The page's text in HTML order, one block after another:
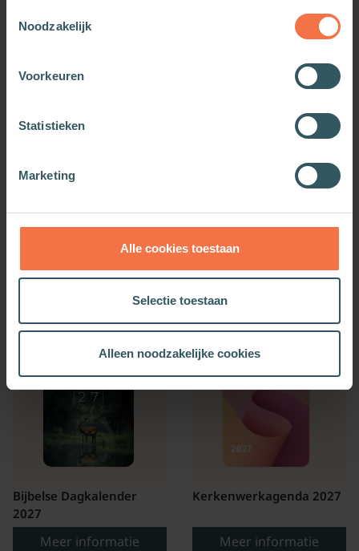
Noodzakelijk
Voorkeuren
Statistieken
Marketing
Alle cookies toestaan
Selectie toestaan
Alleen noodzakelijke cookies
Over vrijheid
Meer informatie Meer informatie
Bijbelse Dagkalender
2027
Meer informatie
Kerkenwerkagenda 2027
Meer informatie